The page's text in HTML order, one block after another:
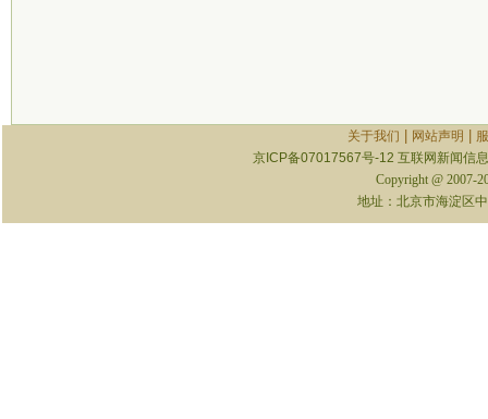
关于我们 网站声明
京ICP备07017567号-12 互联网新闻信
Copyright @ 2007-
地址：北京市海淀区